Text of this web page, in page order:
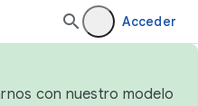
Acceder
con nuestro modelo